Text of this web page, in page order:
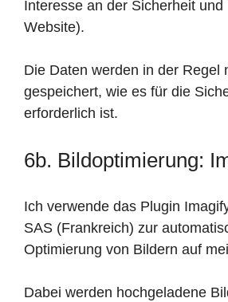
Interesse an der Sicherheit und
Website).
Die Daten werden in der Regel
gespeichert, wie es für die
erforderlich ist.
6b. Bildoptimierung:
Ich verwende das Plugin
SAS (Frankreich) zur
Optimierung von Bildern auf
Dabei werden hochgeladene